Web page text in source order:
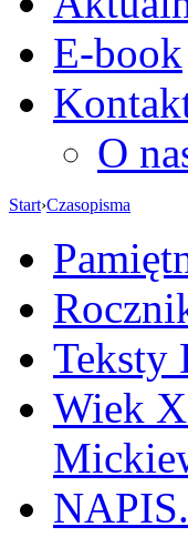
E-book
O
Start›Czasopisma
Teksty
Wiek